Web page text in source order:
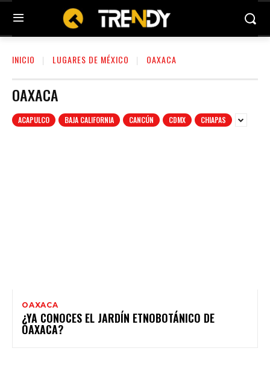
INICIO LUGARES DE MÉXICO OAXACA
OAXACA
ACAPULCO BAJA CALIFORNIA CANCÚN CDMX CHIAPAS
OAXACA
¿YA CONOCES EL JARDÍN ETNOBOTÁNICO DE
OAXACA?